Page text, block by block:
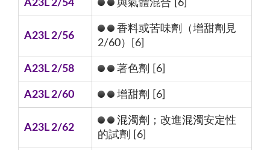
A23L 2/54 與氣體混合 [6]
A23L 2/56
香料或苦味劑（增甜劑見
2/60）[6]
A23L 2/58 著色劑 [6]
A23L 2/60 增甜劑 [6]
A23L 2/62
混濁劑；改進混濁安定性
的試劑 [6]